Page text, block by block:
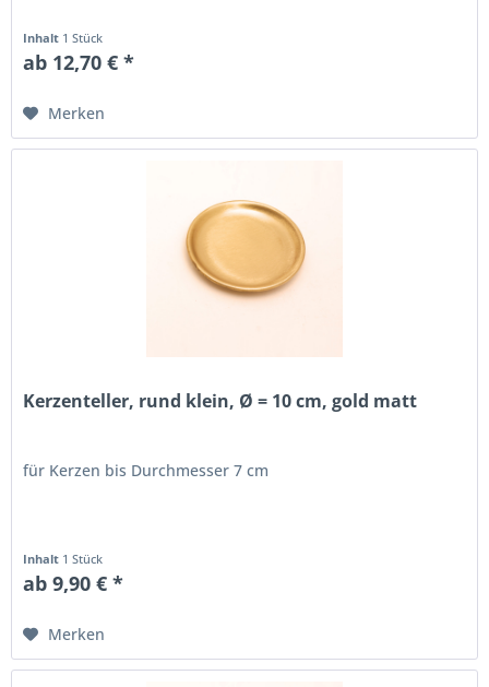
Inhalt 1 Stück
ab 12,70 € *
Merken
Kerzenteller, rund klein, Ø = 10 cm, gold matt
für Kerzen bis Durchmesser 7 cm
Inhalt 1 Stück
ab 9,90 € *
Merken